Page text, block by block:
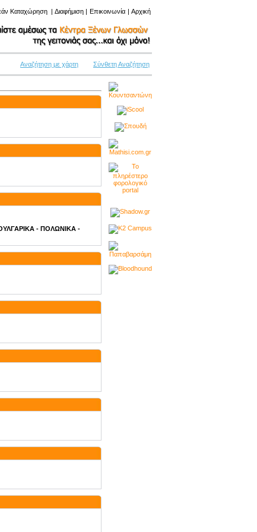
Καταχώρηση | Διαφήμιση | Επικοινωνία | Αρχική
Αναζήτηση με χάρτη Σύνθετη Αναζήτηση
- ΠΟΛΩΝΙΚΑ -